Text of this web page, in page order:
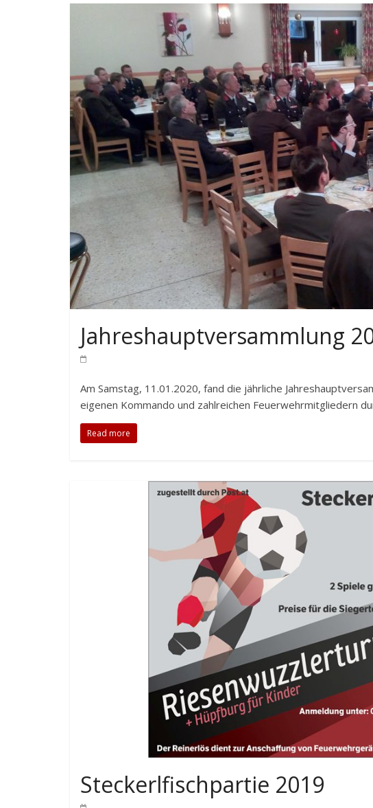
Jahreshauptversammlung
Am Samstag, 11.01.2020, fand die jährliche
eigenen Kommando und zahlreichen Feuerwehrmitgliedern
Read more
Steckerlfischpartie 2019